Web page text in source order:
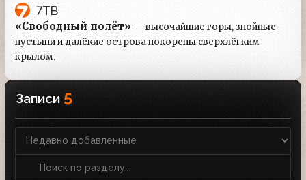
7ТВ
«Свободный полёт» — высочайшие горы, знойные
пустыни и далёкие острова покорены сверхлёгким
крылом.
Записи 5